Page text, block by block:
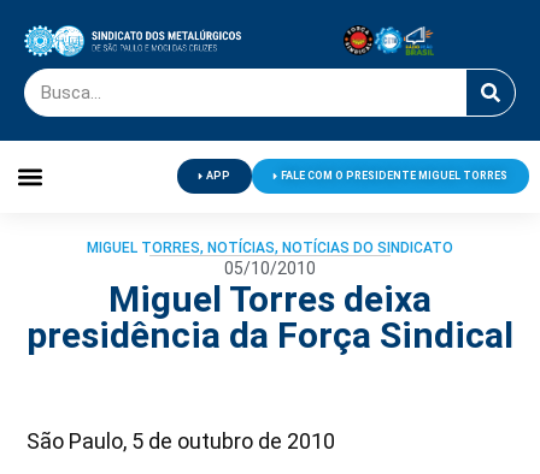
APP FALE COM O PRESIDENTE MIGUEL TORRES
MIGUEL TORRES, NOTÍCIAS, NOTÍCIAS DO SINDICATO
05/10/2010
Miguel Torres deixa
presidência da Força Sindical
São Paulo, 5 de outubro de 2010